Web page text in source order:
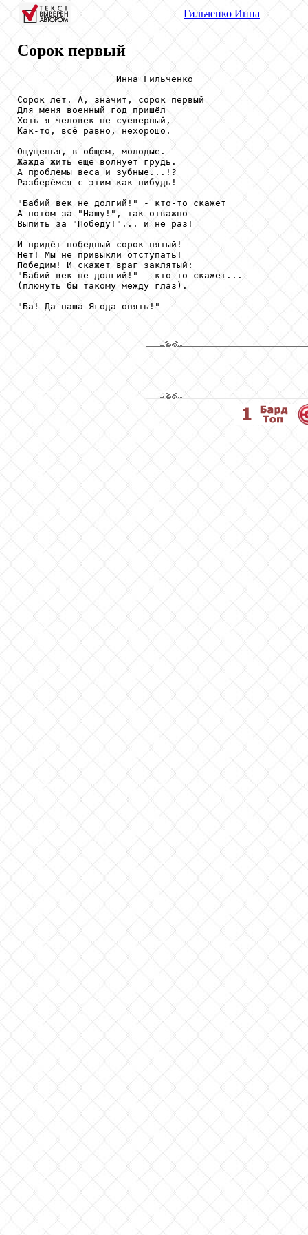
Гильченко Инна
Сорок первый
                  Инна Гильченко
Сорок лет. А, значит, сорок первый
Для меня военный год пришёл
Хоть я человек не суеверный,
Как-то, всё равно, нехорошо.
Ощущенья, в общем, молодые.
Жажда жить ещё волнует грудь.
А проблемы веса и зубные...!?
Разберёмся с этим как–нибудь!
"Бабий век не долгий!" - кто-то скажет
А потом за "Нашу!", так отважно
Выпить за "Победу!"... и не раз!
И придёт победный сорок пятый!
Нет! Мы не привыкли отступать!
Победим! И скажет враг заклятый:
"Бабий век не долгий!" - кто-то скажет...
(плюнуть бы такому между глаз).
"Ба! Да наша Ягода опять!"